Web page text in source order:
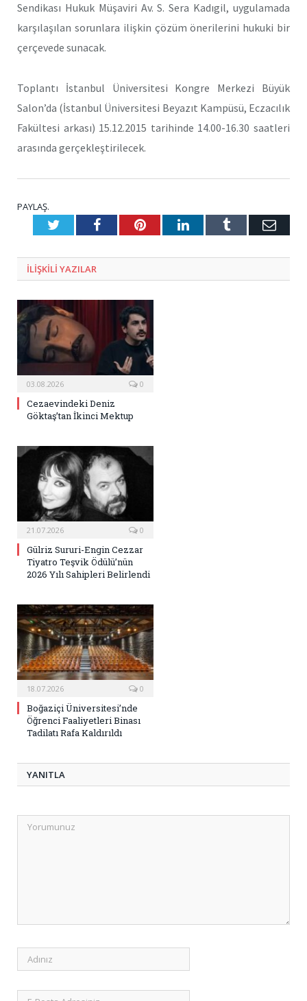
Sendikası Hukuk Müşaviri Av. S. Sera Kadıgil, uygulamada
karşılaşılan sorunlara ilişkin çözüm önerilerini hukuki bir
çerçevede sunacak.
Toplantı İstanbul Üniversitesi Kongre Merkezi Büyük
Salon’da (İstanbul Üniversitesi Beyazıt Kampüsü, Eczacılık
Fakültesi arkası) 15.12.2015 tarihinde 14.00-16.30 saatleri
arasında gerçekleştirilecek.
PAYLAŞ.
TwitterFacebookPinterestLinkedInTumblr E-
ILIŞKILI YAZILAR
03.08.2026 0
Cezaevindeki Deniz
Göktaş’tan İkinci Mektup
21.07.2026 0
Gülriz Sururi-Engin Cezzar
Tiyatro Teşvik Ödülü’nün
2026 Yılı Sahipleri Belirlendi
18.07.2026 0
Boğaziçi Üniversitesi’nde
Öğrenci Faaliyetleri Binası
Tadilatı Rafa Kaldırıldı
YANITLA